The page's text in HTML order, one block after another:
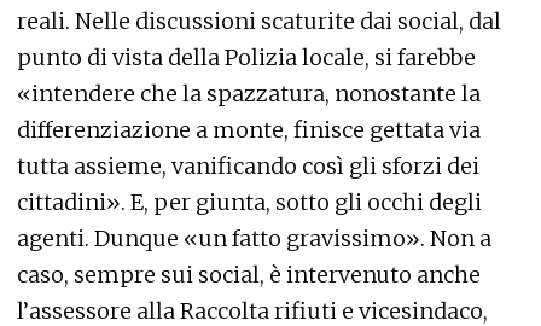
reali. Nelle discussioni scaturite dai social, dal
punto di vista della Polizia locale, si farebbe
«intendere che la spazzatura, nonostante la
differenziazione a monte, finisce gettata via
tutta assieme, vanificando così gli sforzi dei
cittadini». E, per giunta, sotto gli occhi degli
agenti. Dunque «un fatto gravissimo». Non a
caso, sempre sui social, è intervenuto anche
l’assessore alla Raccolta rifiuti e vicesindaco,